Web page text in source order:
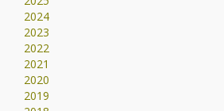
2024
2023
2022
2021
2020
2019